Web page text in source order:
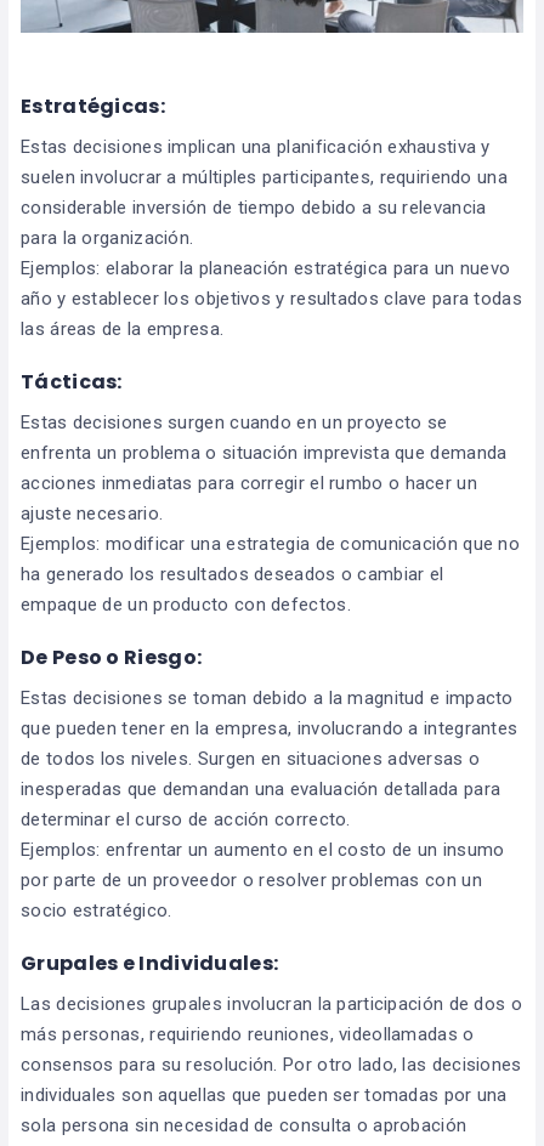
Estratégicas:
Estas decisiones implican una planificación exhaustiva y
suelen involucrar a múltiples participantes, requiriendo una
considerable inversión de tiempo debido a su relevancia
para la organización.
Ejemplos: elaborar la planeación estratégica para un nuevo
año y establecer los objetivos y resultados clave para todas
las áreas de la empresa.
Tácticas:
Estas decisiones surgen cuando en un proyecto se
enfrenta un problema o situación imprevista que demanda
acciones inmediatas para corregir el rumbo o hacer un
ajuste necesario.
Ejemplos: modificar una estrategia de comunicación que no
ha generado los resultados deseados o cambiar el
empaque de un producto con defectos.
De Peso o Riesgo:
Estas decisiones se toman debido a la magnitud e impacto
que pueden tener en la empresa, involucrando a integrantes
de todos los niveles. Surgen en situaciones adversas o
inesperadas que demandan una evaluación detallada para
determinar el curso de acción correcto.
Ejemplos: enfrentar un aumento en el costo de un insumo
por parte de un proveedor o resolver problemas con un
socio estratégico.
Grupales e Individuales:
Las decisiones grupales involucran la participación de dos o
más personas, requiriendo reuniones, videollamadas o
consensos para su resolución. Por otro lado, las decisiones
individuales son aquellas que pueden ser tomadas por una
sola persona sin necesidad de consulta o aprobación